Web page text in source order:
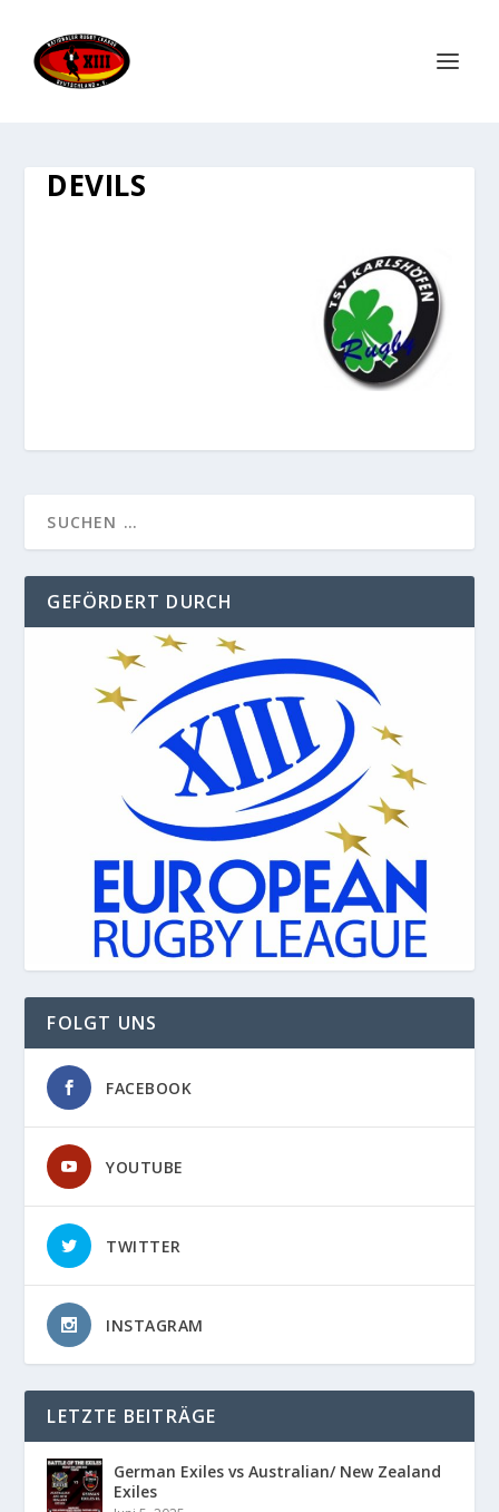
DEVILS
GEFÖRDERT DURCH
FOLGT UNS
FACEBOOK
YOUTUBE
TWITTER
INSTAGRAM
LETZTE BEITRÄGE
German Exiles vs Australian/ New Zealand
Exiles